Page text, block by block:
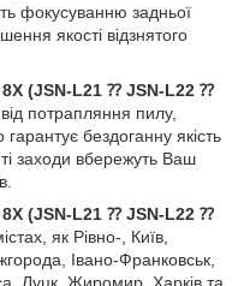
фокусуванню задньої
якості відзнятого
(JSN-L21 ⁇ JSN-L22 ⁇
потрапляння пилу,
бездоганну якість
заходи вбережуть Ваш
(JSN-L21 ⁇ JSN-L22 ⁇
як Рівно-, Київ,
Івано-Франковськ,
Луцк, Жиромир, Харків та